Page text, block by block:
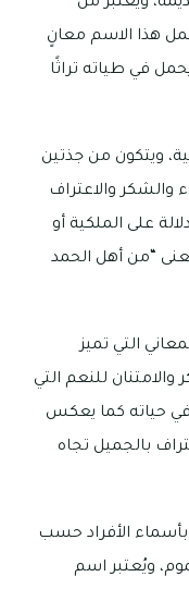
هذا الاسم معانٍ
في طياته تراثًا
ويتكون من جذتين
والشكر والاعتراف
على الملكية أو
“من أهل الحمد
التي تميز
للنعم التي
في حياته كما يعكس
بالجميل تجاه
الأفراد حسب
ويُعتبر اسم